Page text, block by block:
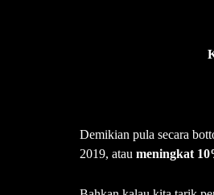
Demikian pula secara
2019, atau meningkat